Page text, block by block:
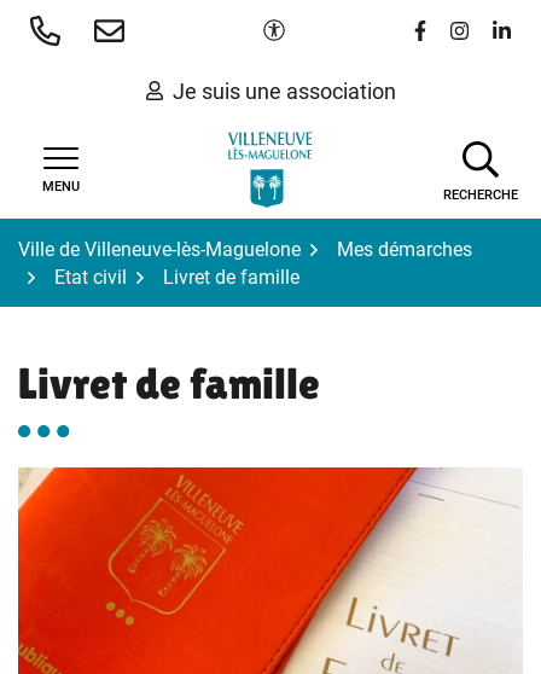
Aller
Paramètres d'accessibilité
Lien vers le
Lien vers
Lien
Je suis une association
MENU
RECHERCHE
Ville de Villeneuve-lès-Maguelone
Mes démarches
Etat civil
Livret de famille
Livret de famille